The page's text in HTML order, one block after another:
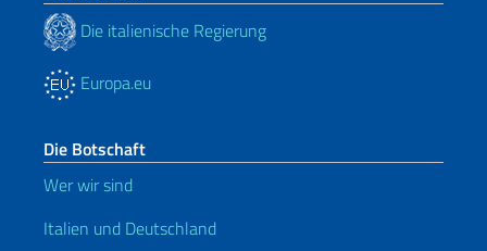
Die italienische Regierung
Europa.eu
Die Botschaft
Wer wir sind
Italien und Deutschland